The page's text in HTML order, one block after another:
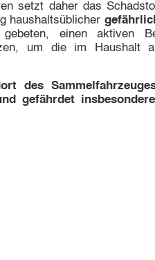
setzt daher das
haushaltsüblicher
einen aktiven
um die im Haushalt
des
gefährdet